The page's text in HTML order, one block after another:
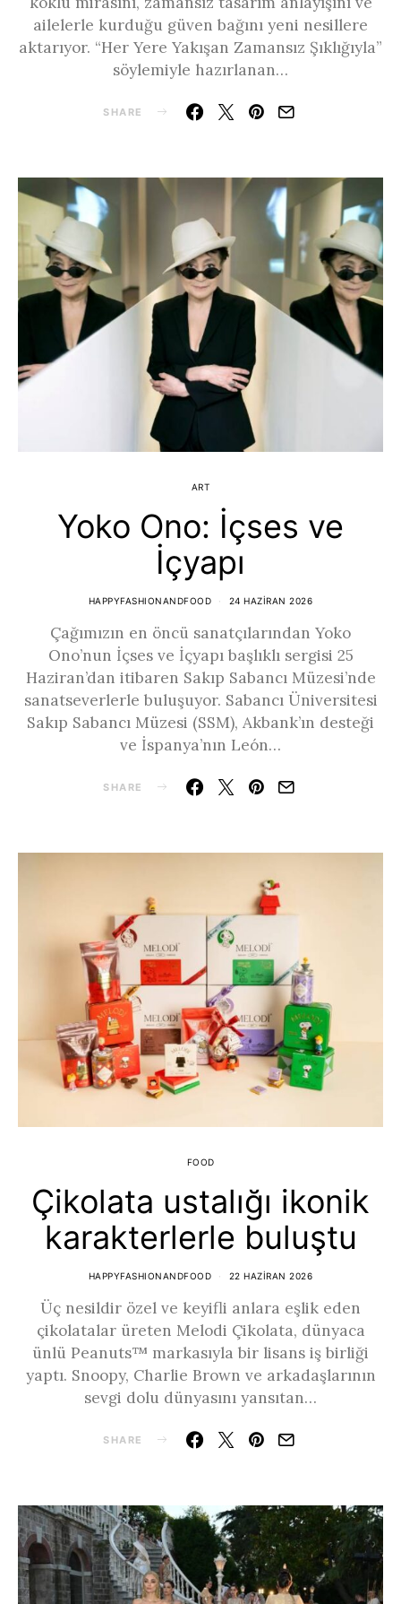
ailelerle kurduğu güven bağını yeni nesillere
aktarıyor. “Her Yere Yakışan Zamansız Şıklığıyla”
söylemiyle hazırlanan…
SHARE
ART
Yoko Ono: İçses ve
İçyapı
HAPPYFASHIONANDFOOD 24 HAZIRAN 2026
Çağımızın en öncü sanatçılarından Yoko
Ono’nun İçses ve İçyapı başlıklı sergisi 25
Haziran’dan itibaren Sakıp Sabancı Müzesi’nde
sanatseverlerle buluşuyor. Sabancı Üniversitesi
Sakıp Sabancı Müzesi (SSM), Akbank’ın desteği
ve İspanya’nın León…
SHARE
FOOD
Çikolata ustalığı ikonik
karakterlerle buluştu
HAPPYFASHIONANDFOOD 22 HAZIRAN 2026
Üç nesildir özel ve keyifli anlara eşlik eden
çikolatalar üreten Melodi Çikolata, dünyaca
ünlü Peanuts™ markasıyla bir lisans iş birliği
yaptı. Snoopy, Charlie Brown ve arkadaşlarının
sevgi dolu dünyasını yansıtan…
SHARE